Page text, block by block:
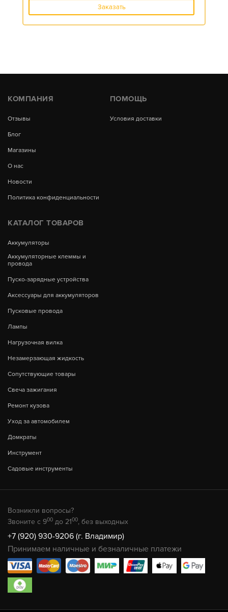
Заказать
КОМПАНИЯ
Отзывы
Блог
Магазины
О нас
Новости
Политика конфиденциальности
ПОМОЩЬ
Условия доставки
КАТАЛОГ ТОВАРОВ
Аккумуляторы
Аккумуляторные клеммы и
провода
Пуско-зарядные устройства
Аксессуары для аккумуляторов
Пусковые провода
Лампы
Нагрузочная вилка
Незамерзающая жидкость
Сопутствующие товары
Свеча зажигания
Ремонт кузова
Уход за автомобилем
Домкраты
Инструмент
Садовые инструменты
Возникли вопросы?
Звоните с 900 до 2100, без выходных
+7 (920) 930-9206 (г. Владимир)
Принимаем наличные и безналичные платежи